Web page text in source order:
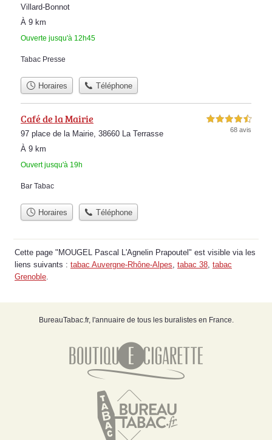
Villard-Bonnot
À 9 km
Ouverte jusqu'à 12h45
Tabac Presse
Horaires Téléphone
Café de la Mairie
97 place de la Mairie, 38660 La Terrasse
À 9 km
Ouvert jusqu'à 19h
4,5 étoiles sur 5
68 avis
Bar Tabac
Horaires Téléphone
Cette page "MOUGEL Pascal L'Agnelin Prapoutel" est visible via les
liens suivants : tabac Auvergne-Rhône-Alpes, tabac 38, tabac
Grenoble.
BureauTabac.fr, l'annuaire de tous les buralistes en France.